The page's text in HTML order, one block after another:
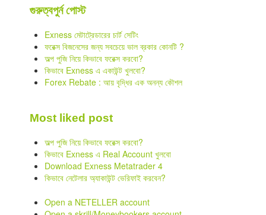
গুরুত্বপুর্ন পোস্ট
Exness মেটাট্রেডারের চার্ট সেটিং
ফরেক্স বিজনেসের জন্য সবচেয়ে ভাল ব্রকার কোনটি ?
অল্প পুজি নিয়ে কিভাবে ফরেক্স করবো?
কিভাবে Exness এ একাউন্ট খুলবো?
Forex Rebate : আয় বৃদ্ধির এক অনন্য কৌশল
Most liked post
অল্প পুজি নিয়ে কিভাবে ফরেক্স করবো?
কিভাবে Exness এ Real Account খুলবো
Download Exness Metatrader 4
কিভাবে নেটেলার অ্যাকাউন্ট ভেরিফাই করবেন?
Open a NETELLER account